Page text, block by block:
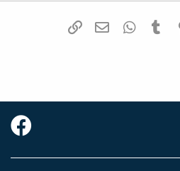
Pinterest
Tumblr
WhatsAppדואר אלקטרוני